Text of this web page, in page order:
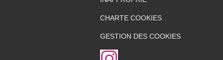
CHARTE COOKIES
GESTION DES COOKIES